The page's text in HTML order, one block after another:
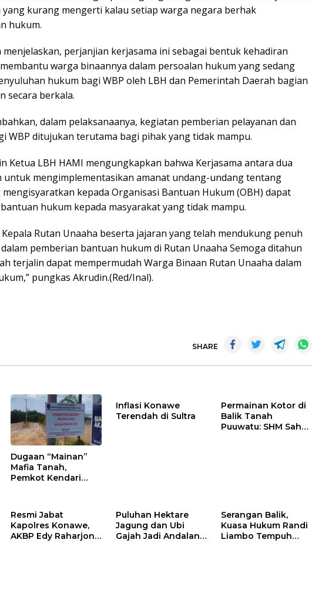
kurang mengerti kalau setiap warga negara berhak
hukum.
menjelaskan, perjanjian kerjasama ini sebagai bentuk kehadiran
warga binaannya dalam persoalan hukum yang sedang
hukum bagi WBP oleh LBH dan Pemerintah Daerah bagian
secara berkala.
dalam pelaksanaanya, kegiatan pemberian pelayanan dan
WBP ditujukan terutama bagi pihak yang tidak mampu.
Ketua LBH HAMI mengungkapkan bahwa Kerjasama antara dua
untuk mengimplementasikan amanat undang-undang tentang
kepada Organisasi Bantuan Hukum (OBH) dapat
hukum kepada masyarakat yang tidak mampu.
Rutan Unaaha beserta jajaran yang telah mendukung penuh
pemberian bantuan hukum di Rutan Unaaha Semoga ditahun
terjalin dapat mempermudah Warga Binaan Rutan Unaaha dalam
pungkas Akrudin.(Red/Inal).
SHARE
Dugaan “Mainan”
Mafia Tanah,
Pemkot Kendari
Puwatu
Inflasi Konawe
Terendah di Sultra
Permainan Kotor di
Balik Tanah
Puuwatu: SHM Sah
Resmi Jabat
Kapolres Konawe,
AKBP Edy Raharjono
Puluhan Hektare
Jagung dan Ubi
Gajah Jadi Andalan
Serangan Balik,
Kuasa Hukum Randi
Liambo Tempuh